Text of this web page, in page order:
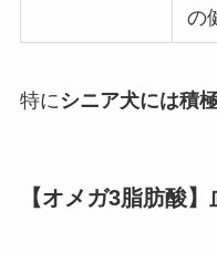
の
特にシニア犬には積
【オメガ3脂肪酸